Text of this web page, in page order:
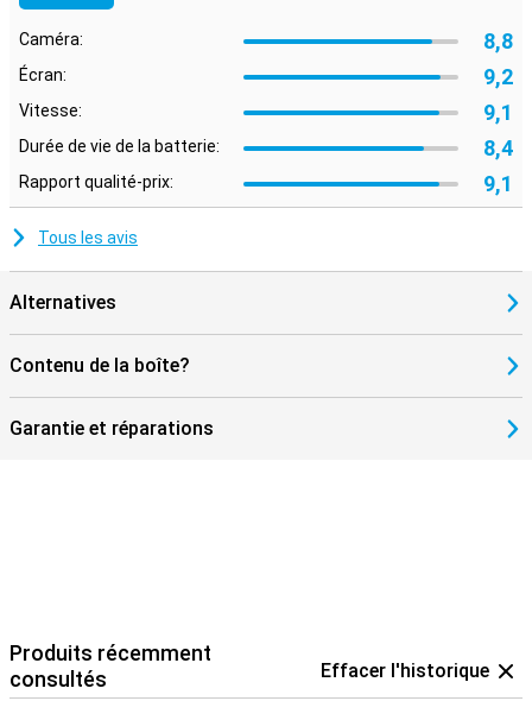
Caméra: 8,8
Écran: 9,2
Vitesse: 9,1
Durée de vie de la batterie: 8,4
Rapport qualité-prix: 9,1
Tous les avis
Alternatives
Contenu de la boîte?
Garantie et réparations
Produits récemment
consultés
Effacer l'historique